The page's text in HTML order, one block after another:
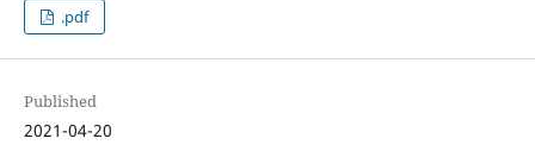
.pdf
Published
2021-04-20